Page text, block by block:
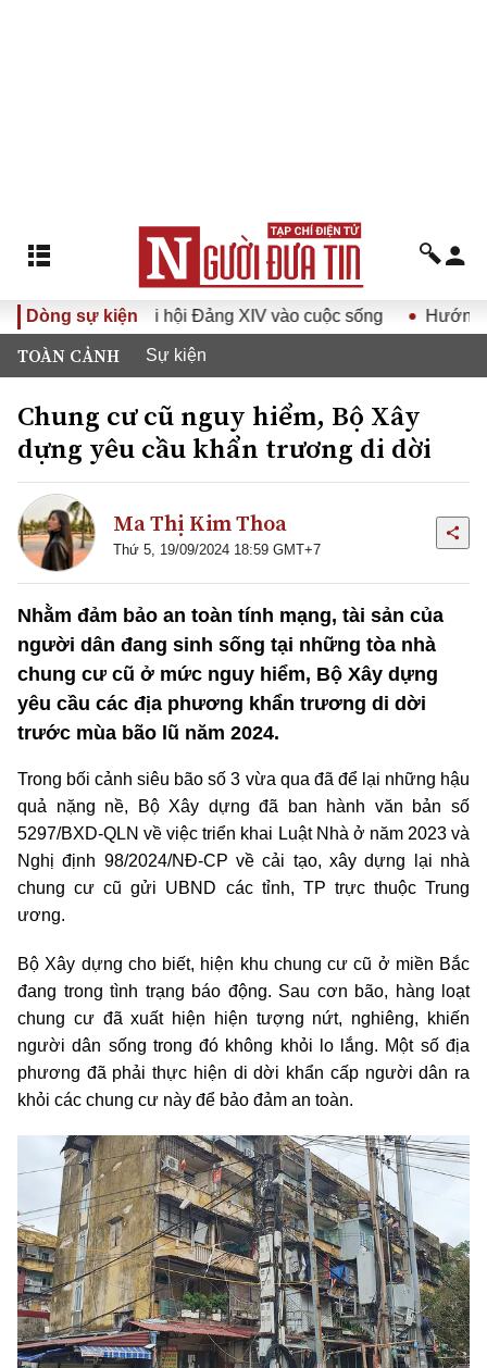
Dòng sự kiện
quyết Đại hội Đảng XIV vào cuộc sống Hướng tới Đại
TOÀN CẢNH Sự kiện
Chung cư cũ nguy hiểm, Bộ Xây
dựng yêu cầu khẩn trương di dời
Ma Thị Kim Thoa
Thứ 5, 19/09/2024 18:59 GMT+7
Nhằm đảm bảo an toàn tính mạng, tài sản của
người dân đang sinh sống tại những tòa nhà
chung cư cũ ở mức nguy hiểm, Bộ Xây dựng
yêu cầu các địa phương khẩn trương di dời
trước mùa bão lũ năm 2024.
Trong bối cảnh siêu bão số 3 vừa qua đã để lại những hậu
quả nặng nề, Bộ Xây dựng đã ban hành văn bản số
5297/BXD-QLN về việc triển khai Luật Nhà ở năm 2023 và
Nghị định 98/2024/NĐ-CP về cải tạo, xây dựng lại nhà
chung cư cũ gửi UBND các tỉnh, TP trực thuộc Trung
ương.
Bộ Xây dựng cho biết, hiện khu chung cư cũ ở miền Bắc
đang trong tình trạng báo động. Sau cơn bão, hàng loạt
chung cư đã xuất hiện hiện tượng nứt, nghiêng, khiến
người dân sống trong đó không khỏi lo lắng. Một số địa
phương đã phải thực hiện di dời khẩn cấp người dân ra
khỏi các chung cư này để bảo đảm an toàn.